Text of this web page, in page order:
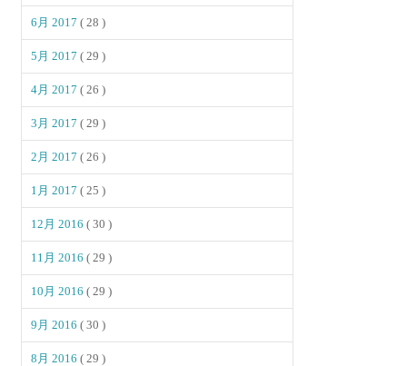
6月 2017( 28 )
5月 2017( 29 )
4月 2017( 26 )
3月 2017( 29 )
2月 2017( 26 )
1月 2017( 25 )
12月 2016( 30 )
11月 2016( 29 )
10月 2016( 29 )
9月 2016( 30 )
8月 2016( 29 )